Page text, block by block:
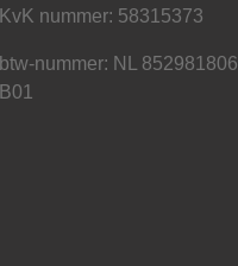
KvK nummer: 58315373
btw-nummer: NL 852981806
B01